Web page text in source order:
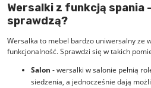
Wersalki z funkcją spania
sprawdzą?
Wersalka to mebel bardzo uniwersalny ze
funkcjonalność. Sprawdzi się w takich
Salon - wersalki w salonie pełnią
siedzenia, a jednocześnie dają